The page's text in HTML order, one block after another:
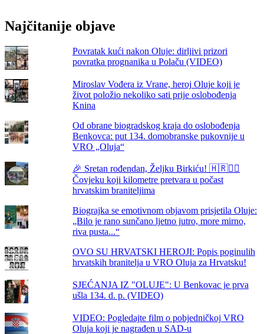
gradonačelnik
Ivan
Najčitanije objave
Povratak kući nakon Oluje: dirljivi prizori
povratka prognanika u Polaču (VIDEO)
Miroslav Vođera iz Vrane, heroj Oluje koji je
život položio nekoliko sati prije oslobođenja
Knina
Od obrane biogradskog kraja do oslobođenja
Benkovca: put 134. domobranske pukovnije u
VRO „Oluja“
🎉 Sretan rođendan, Željku Birkiću! 🇭🇷🏃‍♂️
Čovjeku koji kilometre pretvara u počast
hrvatskim braniteljima
Biograjka se emotivnom objavom prisjetila Oluje:
„Bilo je rano sunčano ljetno jutro, more mirno,
riva pusta...“
OVO SU HRVATSKI HEROJI: Popis poginulih
hrvatskih branitelja u VRO Oluja za Hrvatsku!
SJEĆANJA IZ "OLUJE": U Benkovac je prva
ušla 134. d. p. (VIDEO)
VIDEO: Pogledajte film o pobjedničkoj VRO
Oluja koji je nagrađen u SAD-u